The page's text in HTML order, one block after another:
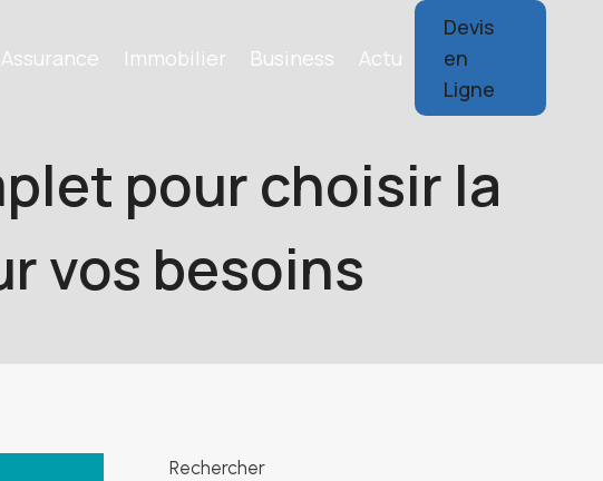
Assurance Immobilier Business Actu
Devis
en
Ligne
pour choisir la
vos besoins
Rechercher